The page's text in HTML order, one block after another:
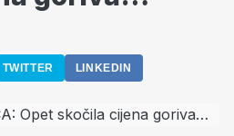
TWITTER LINKEDIN